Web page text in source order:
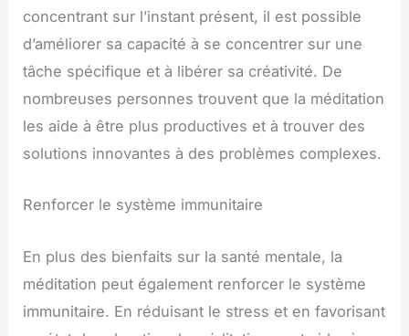
concentrant sur l’instant présent, il est possible
d’améliorer sa capacité à se concentrer sur une
tâche spécifique et à libérer sa créativité. De
nombreuses personnes trouvent que la méditation
les aide à être plus productives et à trouver des
solutions innovantes à des problèmes complexes.
Renforcer le système immunitaire
En plus des bienfaits sur la santé mentale, la
méditation peut également renforcer le système
immunitaire. En réduisant le stress et en favorisant